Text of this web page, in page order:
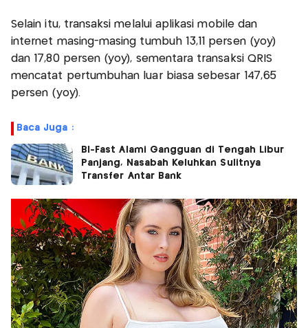
Selain itu, transaksi melalui aplikasi mobile dan
internet masing-masing tumbuh 13,11 persen (yoy)
dan 17,80 persen (yoy), sementara transaksi QRIS
mencatat pertumbuhan luar biasa sebesar 147,65
persen (yoy).
Baca Juga :
BI-Fast Alami Gangguan di Tengah Libur
Panjang, Nasabah Keluhkan Sulitnya
Transfer Antar Bank